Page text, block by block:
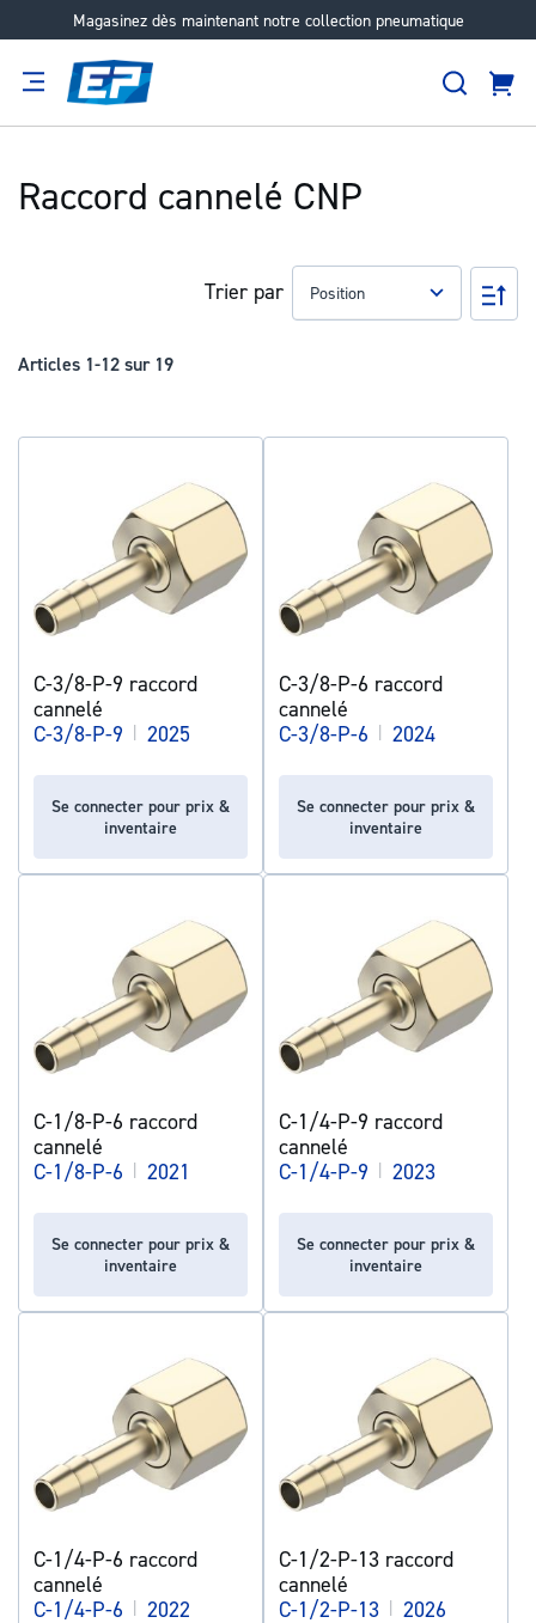
Magasinez dès maintenant notre collection pneumatique
Aller
Raccord cannelé CNP
Articles 1-12 sur 19
Trier par
Par
C-3/8-P-9 raccord
cannelé
C-3/8-P-9 | 2025
Se connecter pour prix &
inventaire
C-3/8-P-6 raccord
cannelé
C-3/8-P-6 | 2024
Se connecter pour prix &
inventaire
C-1/8-P-6 raccord
cannelé
C-1/8-P-6 | 2021
Se connecter pour prix &
inventaire
C-1/4-P-9 raccord
cannelé
C-1/4-P-9 | 2023
Se connecter pour prix &
inventaire
C-1/4-P-6 raccord
cannelé
C-1/4-P-6 | 2022
C-1/2-P-13 raccord
cannelé
C-1/2-P-13 | 2026